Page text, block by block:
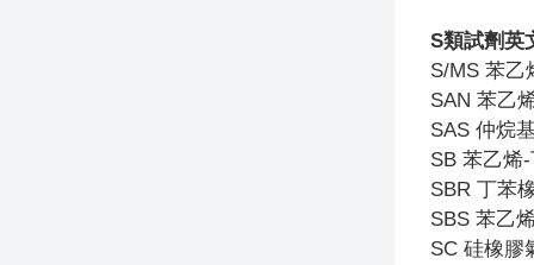
S類試劑英
S/MS 苯乙
SAN 苯乙
SAS 仲烷
SB 苯乙烯
SBR 丁苯
SBS 苯乙
SC 硅橡膠